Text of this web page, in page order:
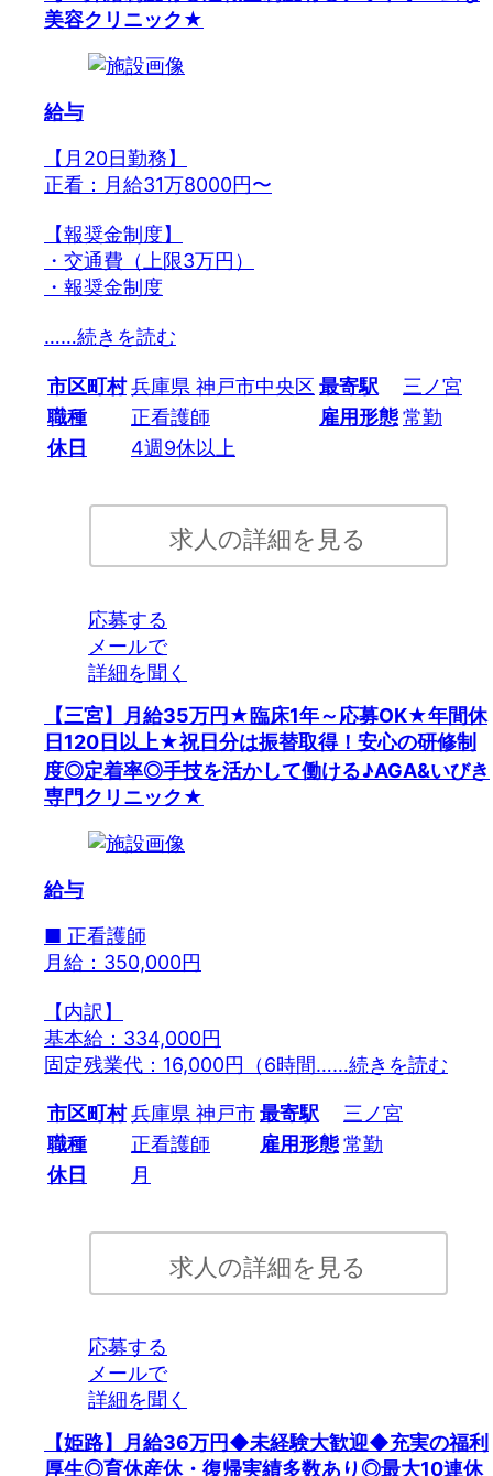
美容クリニック★
給与
【月20日勤務】
正看：月給31万8000円〜
【報奨金制度】
・交通費（上限3万円）
・報奨金制度
……続きを読む
市区町村兵庫県 神戸市中央区 最寄駅
三ノ宮
職種
正看護師 雇用形態常勤
休日
4週9休以上
求人の詳細を見る
応募する
メールで
詳細を聞く
【三宮】月給35万円★臨床1年～応募OK★年間休
日120日以上★祝日分は振替取得！安心の研修制
度◎定着率◎手技を活かして働ける♪AGA&いびき
専門クリニック★
給与
■ 正看護師
月給：350,000円
【内訳】
基本給：334,000円
固定残業代：16,000円（6時間……続きを読む
市区町村兵庫県 神戸市最寄駅
三ノ宮
職種
正看護師 雇用形態常勤
休日
月
求人の詳細を見る
応募する
メールで
詳細を聞く
【姫路】月給36万円◆未経験大歓迎◆充実の福利
厚生◎育休産休・復帰実績多数あり◎最大10連休